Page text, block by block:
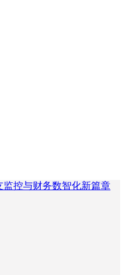
控与财务数智化新篇章